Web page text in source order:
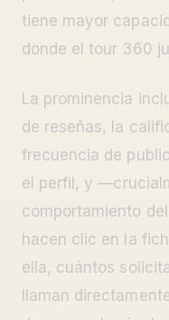
tiene mayor
donde el tour 360
La prominencia
de reseñas, la
frecuencia de
el perfil, y
comportamiento
hacen clic en la
ella, cuántos
llaman